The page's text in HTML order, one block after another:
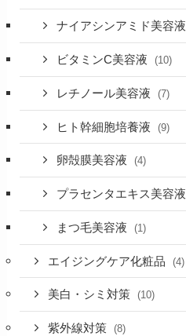
ナイアシンアミド美容液
ビタミンC美容液 (10)
レチノール美容液 (7)
ヒト幹細胞培養液 (9)
卵殻膜美容液 (4)
プラセンタエキス美容液
まつ毛美容液 (1)
エイジングケア化粧品 (4)
美白・シミ対策 (10)
紫外線対策 (8)